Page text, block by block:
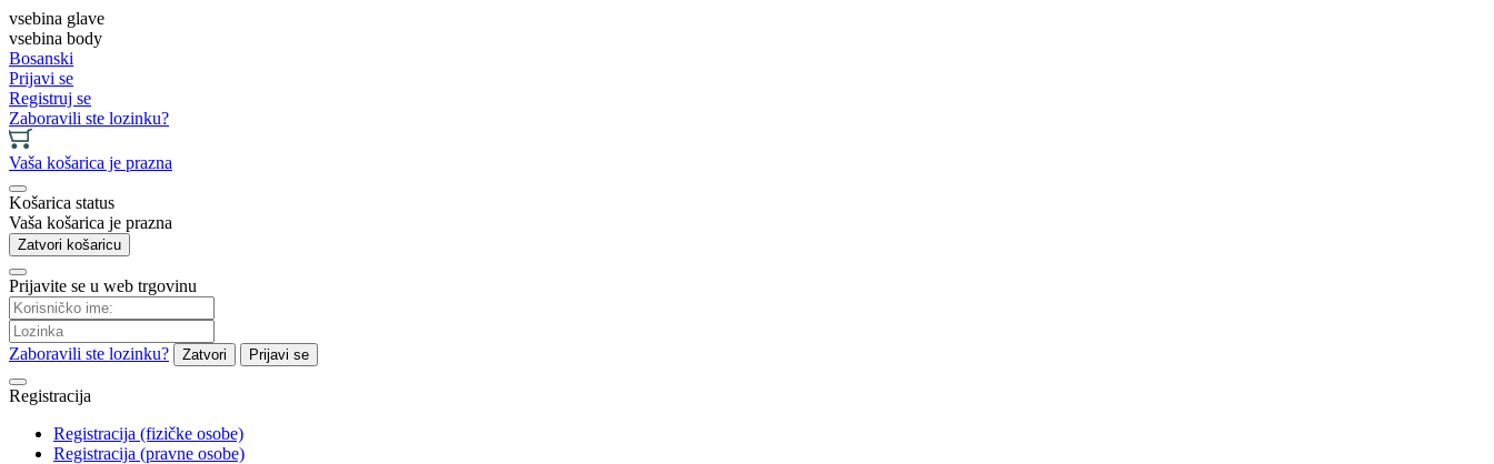
vsebina glave
vsebina body
Bosanski
Prijavi se
Registruj se
Zaboravili ste lozinku?
Vaša košarica je prazna
Košarica status
Vaša košarica je prazna
Zatvori košaricu
Prijavite se u web trgovinu
Zaboravili ste lozinku? Zatvori Prijavi se
Registracija
Registracija (fizičke osobe)
Registracija (pravne osobe)